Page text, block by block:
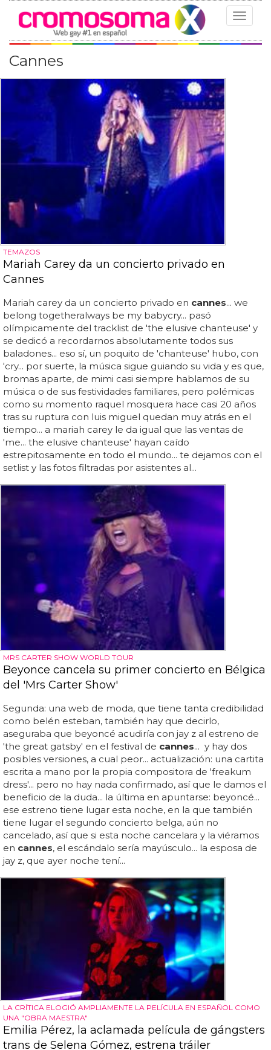
Toggle
Cannes
TEMAZOS
Mariah Carey da un concierto privado en
Cannes
Mariah carey da un concierto privado en cannes... we
belong togetheralways be my babycry... pasó
olímpicamente del tracklist de 'the elusive chanteuse' y
se dedicó a recordarnos absolutamente todos sus
baladones... eso sí, un poquito de 'chanteuse' hubo, con
'cry... por suerte, la música sigue guiando su vida y es que,
bromas aparte, de mimi casi siempre hablamos de su
música o de sus festividades familiares, pero polémicas
como su momento raquel mosquera hace casi 20 años
tras su ruptura con luis miguel quedan muy atrás en el
tiempo... a mariah carey le da igual que las ventas de
'me... the elusive chanteuse' hayan caído
estrepitosamente en todo el mundo... te dejamos con el
setlist y las fotos filtradas por asistentes al...
MRS CARTER SHOW WORLD TOUR
Beyonce cancela su primer concierto en Bélgica
del 'Mrs Carter Show'
Segunda: una web de moda, que tiene tanta credibilidad
como belén esteban, también hay que decirlo,
aseguraba que beyoncé acudiría con jay z al estreno de
'the great gatsby' en el festival de cannes... y hay dos
posibles versiones, a cual peor... actualización: una cartita
escrita a mano por la propia compositora de 'freakum
dress'... pero no hay nada confirmado, así que le damos el
beneficio de la duda... la última en apuntarse: beyoncé...
ese estreno tiene lugar esta noche, en la que también
tiene lugar el segundo concierto belga, aún no
cancelado, así que si esta noche cancelara y la viéramos
en cannes, el escándalo sería mayúsculo... la esposa de
jay z, que ayer noche tení...
LA CRÍTICA ELOGIÓ AMPLIAMENTE LA PELÍCULA EN ESPAÑOL COMO
UNA "OBRA MAESTRA"
Emilia Pérez, la aclamada película de gángsters
trans de Selena Gómez, estrena tráiler